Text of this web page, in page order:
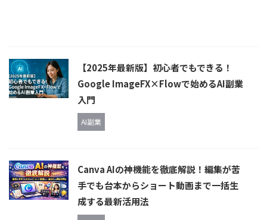
【2025年最新版】初心者でもできる！
Google ImageFX×Flowで始めるAI副業
入門
AI副業
Canva AIの神機能を徹底解説！編集が苦
手でも台本からショート動画まで一括生
成する最新活用法